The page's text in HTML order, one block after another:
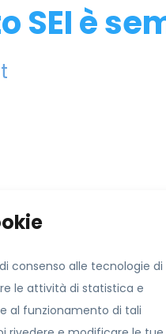
SEI è
consenso alle tecnologie di
le attività di statistica e
al funzionamento di tali